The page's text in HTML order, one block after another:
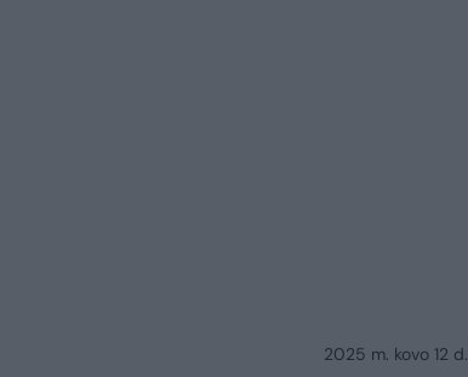
2025 m. kovo 12